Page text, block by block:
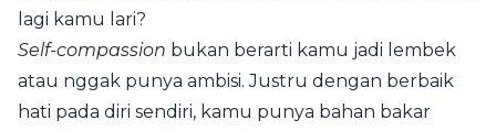
lagi kamu lari?
Self-compassion bukan berarti kamu jadi lembek
atau nggak punya ambisi. Justru dengan berbaik
hati pada diri sendiri, kamu punya bahan bakar